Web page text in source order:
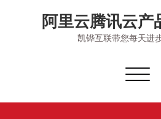
阿里云腾讯云产
凯铧互联带您每天进
切
导